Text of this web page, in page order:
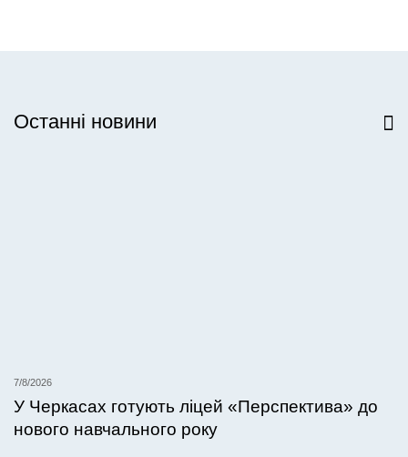
Останні новини
7/8/2026
У Черкасах готують ліцей «Перспектива» до
нового навчального року